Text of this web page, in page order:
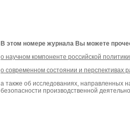
В этом номере журнала Вы можете
о научном компоненте российской
о современном состоянии и перспективах
а также об исследованиях, направленных
безопасности производственной